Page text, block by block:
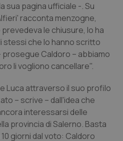
sua pagina ufficiale -. Su
racconta menzogne,
le chiusure, lo ha
stessi che lo hanno scritto
prosegue Caldoro – abbiamo
li vogliono cancellare".
Luca attraverso il suo profilo
– scrive – dall'idea che
interessarsi delle
provincia di Salerno. Basta
giorni dal voto: Caldoro